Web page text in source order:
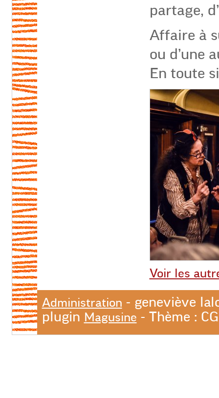
partage,
Affaire à
ou d’une
En toute
Voir les
Administration - geneviève
plugin Magusine - Thème :